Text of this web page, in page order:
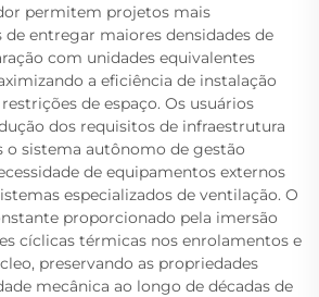
permitem projetos mais
de entregar maiores densidades de
com unidades equivalentes
a eficiência de instalação
de espaço. Os usuários
dos requisitos de infraestrutura
o sistema autônomo de gestão
de equipamentos externos
especializados de ventilação. O
proporcionado pela imersão
cíclicas térmicas nos enrolamentos e
preservando as propriedades
mecânica ao longo de décadas de